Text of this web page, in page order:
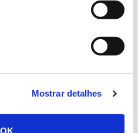
Mostrar detalhes
OK
em acácia-das-espigas: